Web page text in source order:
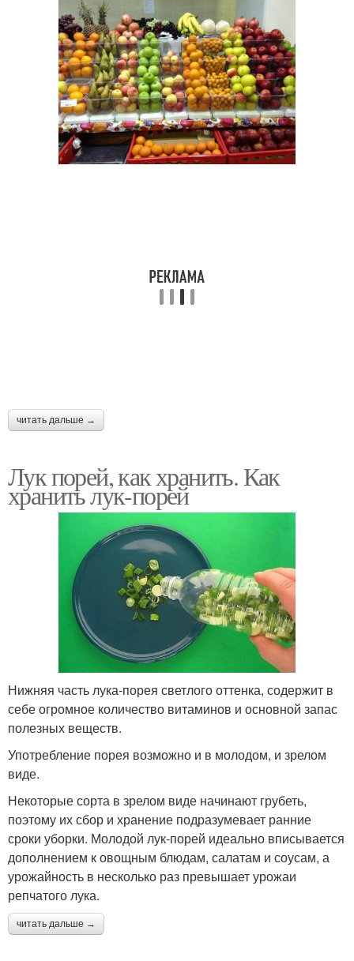
читать дальше →
Лук порей, как хранить. Как
хранить лук-порей
Нижняя часть лука-порея светлого оттенка, содержит в
себе огромное количество витаминов и основной запас
полезных веществ.
Употребление порея возможно и в молодом, и зрелом
виде.
Некоторые сорта в зрелом виде начинают грубеть,
поэтому их сбор и хранение подразумевает ранние
сроки уборки. Молодой лук-порей идеально вписывается
дополнением к овощным блюдам, салатам и соусам, а
урожайность в несколько раз превышает урожаи
репчатого лука.
читать дальше →